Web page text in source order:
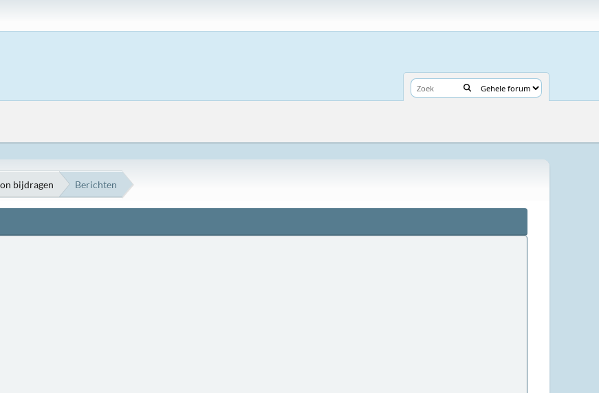
bijdragen Berichten